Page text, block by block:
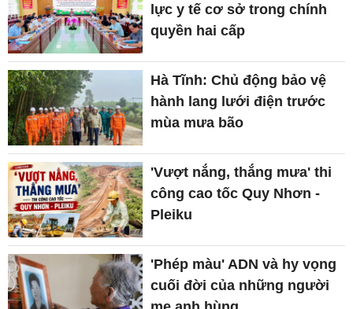
lực y tế cơ sở trong chính
quyền hai cấp
Hà Tĩnh: Chủ động bảo vệ
hành lang lưới điện trước
mùa mưa bão
'Vượt nắng, thắng mưa' thi
công cao tốc Quy Nhơn -
Pleiku
'Phép màu' ADN và hy vọng
cuối đời của những người